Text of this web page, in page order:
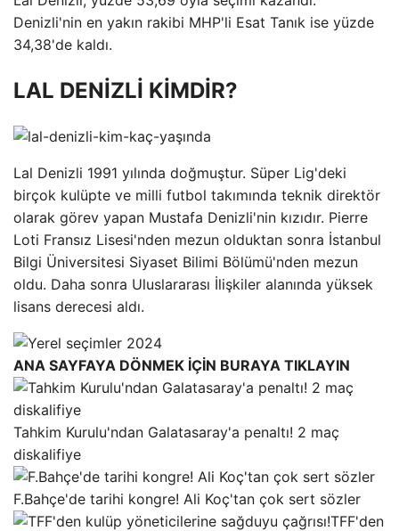
Denizli'nin en yakın rakibi MHP'li Esat Tanık ise yüzde
34,38'de kaldı.
LAL DENİZLİ KİMDİR?
Lal Denizli 1991 yılında doğmuştur. Süper Lig'deki
birçok kulüpte ve milli futbol takımında teknik direktör
olarak görev yapan Mustafa Denizli'nin kızıdır. Pierre
Loti Fransız Lisesi'nden mezun olduktan sonra İstanbul
Bilgi Üniversitesi Siyaset Bilimi Bölümü'nden mezun
oldu. Daha sonra Uluslararası İlişkiler alanında yüksek
lisans derecesi aldı.
ANA SAYFAYA DÖNMEK İÇİN BURAYA TIKLAYIN
Tahkim Kurulu'ndan Galatasaray'a penaltı! 2 maç
diskalifiye
F.Bahçe'de tarihi kongre! Ali Koç'tan çok sert sözler
TFF'den